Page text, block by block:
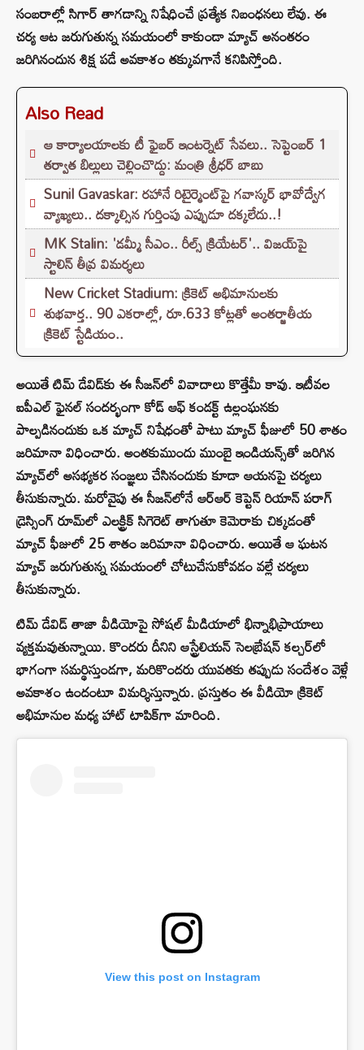
సంబరాల్లో సిగార్ తాగడాన్ని నిషేధించే ప్రత్యేక నిబంధనలు లేవు. ఈ
చర్య ఆట జరుగుతున్న సమయంలో కాకుండా మ్యాచ్ అనంతరం
జరిగినందున శిక్ష పడే అవకాశం తక్కువగానే కనిపిస్తోంది.
Also Read
ఆ కార్యాలయాలకు టీ ఫైబర్ ఇంటర్నెట్ సేవలు.. సెప్టెంబర్ 1
తర్వాత బిల్లులు చెల్లించొద్దు: మంత్రి శ్రీధర్ బాబు
Sunil Gavaskar: రహానే రిటైర్మెంట్‌పై గవాస్కర్ భావోద్వేగ
వ్యాఖ్యలు.. దక్కాల్సిన గుర్తింపు ఎప్పుడూ దక్కలేదు..!
MK Stalin: 'డమ్మీ సీఎం.. రీల్స్ క్రియేటర్'.. విజయ్‌పై
స్టాలిన్ తీవ్ర విమర్శలు
New Cricket Stadium: క్రికెట్ అభిమానులకు
శుభవార్త.. 90 ఎకరాల్లో, రూ.633 కోట్లతో అంతర్జాతీయ
క్రికెట్ స్టేడియం..
అయితే టిమ్ డేవిడ్‌కు ఈ సీజన్‌లో వివాదాలు కొత్తేమీ కావు. ఇటీవల
ఐపీఎల్ ఫైనల్ సందర్భంగా కోడ్ ఆఫ్ కండక్ట్ ఉల్లంఘనకు
పాల్పడినందుకు ఒక మ్యాచ్ నిషేధంతో పాటు మ్యాచ్ ఫీజులో 50 శాతం
జరిమానా విధించారు. అంతకుముందు ముంబై ఇండియన్స్‌తో జరిగిన
మ్యాచ్‌లో అసభ్యకర సంజ్ఞలు చేసినందుకు కూడా ఆయనపై చర్యలు
తీసుకున్నారు. మరోవైపు ఈ సీజన్‌లోనే ఆర్ఆర్ కెప్టెన్ రియాన్ పరాగ్
డ్రెస్సింగ్ రూమ్‌లో ఎలక్ట్రిక్ సిగెరెట్ తాగుతూ కెమెరాకు చిక్కడంతో
మ్యాచ్ ఫీజులో 25 శాతం జరిమానా విధించారు. అయితే ఆ ఘటన
మ్యాచ్ జరుగుతున్న సమయంలో చోటుచేసుకోవడం వల్లే చర్యలు
తీసుకున్నారు.
టిమ్ డేవిడ్ తాజా వీడియోపై సోషల్ మీడియాలో భిన్నాభిప్రాయాలు
వ్యక్తమవుతున్నాయి. కొందరు దీనిని ఆస్ట్రేలియన్ సెలబ్రేషన్ కల్చర్‌లో
భాగంగా సమర్థిస్తుండగా, మరికొందరు యువతకు తప్పుడు సందేశం వెళ్లే
అవకాశం ఉందంటూ విమర్శిస్తున్నారు. ప్రస్తుతం ఈ వీడియో క్రికెట్
అభిమానుల మధ్య హాట్ టాపిక్‌గా మారింది.
View this post on Instagram